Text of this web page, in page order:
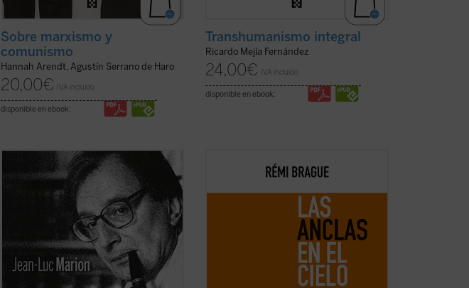
Sobre marxismo y
comunismo
Hannah Arendt, Agustín Serrano de Haro
20,00€ IVA incluido
disponible en ebook:
Transhumanismo integral
Ricardo Mejía Fernández
24,00€ IVA incluido
disponible en ebook:
¿Hacia dónde va el mundo? ¿Cuál es el
estado de la Iglesia? ¿Qué futuro tiene
Europa? Estas son algunas de las
preguntas formuladas por el periodista
especializado en el mundo de la cultura
Paul-François Paoli a las que Jean-Luc
Marion ...(ver ficha)
Lo que el autor nos ofrece aquí, con su
e ingenio, no es la narración de una
decadencia ni el lamento nostálgico
respecto del mundo del pensamiento de
una época ya pasada, sino un resumen
(ver ficha)